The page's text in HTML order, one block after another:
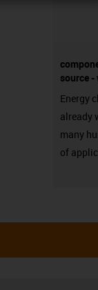
source -
Energy
already
many
of